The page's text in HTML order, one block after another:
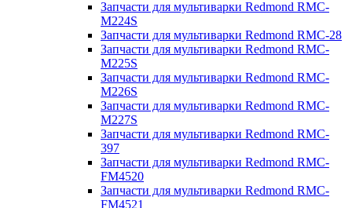
Запчасти для мультиварки Redmond RMC-
M224S
Запчасти для мультиварки Redmond RMC-28
Запчасти для мультиварки Redmond RMC-
M225S
Запчасти для мультиварки Redmond RMC-
M226S
Запчасти для мультиварки Redmond RMC-
M227S
Запчасти для мультиварки Redmond RMC-
397
Запчасти для мультиварки Redmond RMC-
FM4520
Запчасти для мультиварки Redmond RMC-
FM4521